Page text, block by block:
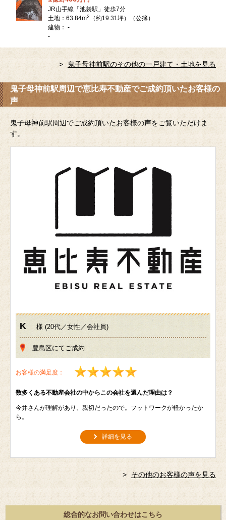
JR山手線「池袋駅」徒歩7分
土地：63.84m2
（約19.31坪）（公簿）
建物： -
-
鬼子母神前駅のその他の一戸建て・土地を見る
鬼子母神前駅周辺で恵比寿不動産でご成約頂いたお客様の
声
鬼子母神前駅周辺でご成約頂いたお客様の声をご覧いただけま
す。
K 様 (20代／女性／会社員)
豊島区にてご成約
お客様の満足度：
数多くある不動産会社の中からこの会社を選んだ理由は？
今井さんが理解があり、親切だったので。フットワークが軽かったか
ら。
詳細を見る
その他のお客様の声を見る
総合的なお問い合わせはこちら